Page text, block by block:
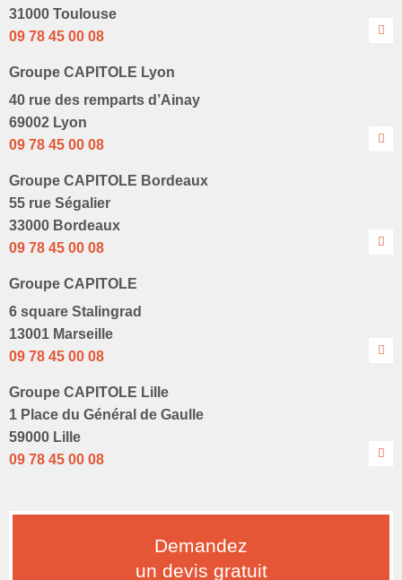
31000 Toulouse
09 78 45 00 08
Groupe CAPITOLE Lyon
40 rue des remparts d’Ainay
69002 Lyon
09 78 45 00 08
Groupe CAPITOLE Bordeaux
55 rue Ségalier
33000 Bordeaux
09 78 45 00 08
Groupe CAPITOLE
6 square Stalingrad
13001 Marseille
09 78 45 00 08
Groupe CAPITOLE Lille
1 Place du Général de Gaulle
59000 Lille
09 78 45 00 08
Demandez
un devis gratuit